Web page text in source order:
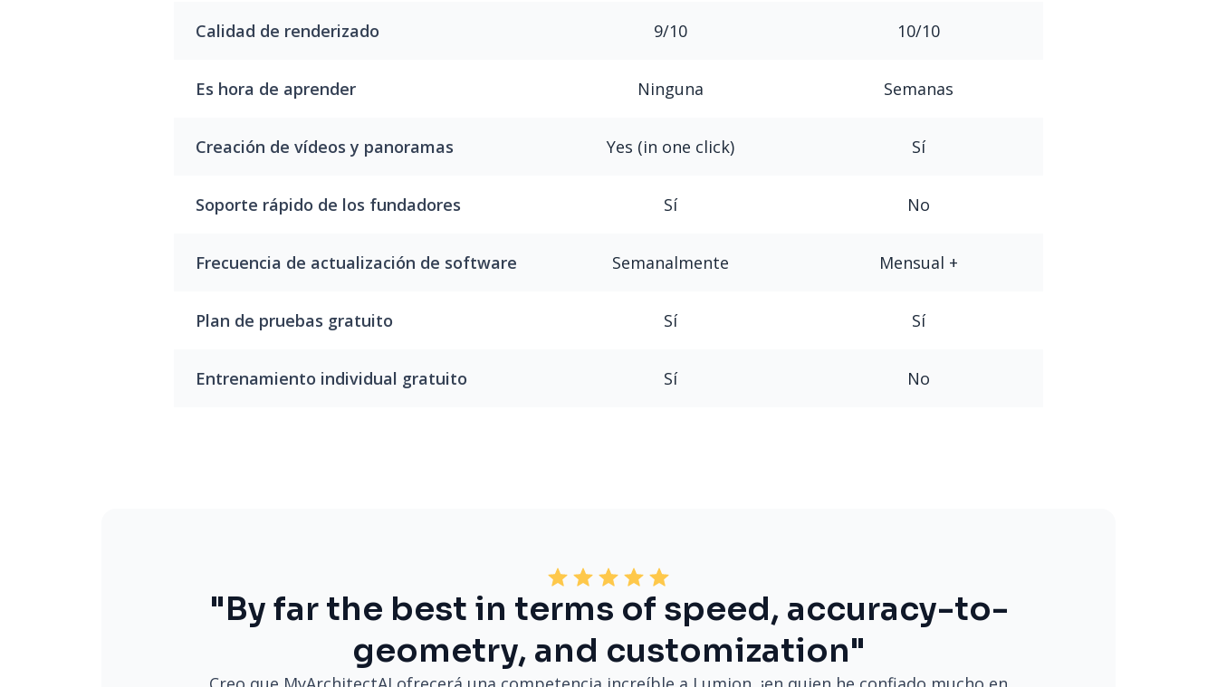
Calidad de renderizado 9/10 10/10
Es hora de aprender Ninguna Semanas
Creación de vídeos y panoramas Yes (in one click) Sí
Soporte rápido de los fundadores Sí No
Frecuencia de actualización de software Semanalmente Mensual +
Plan de pruebas gratuito Sí Sí
Entrenamiento individual gratuito Sí No
"By far the best in terms of speed, accuracy-to-
geometry, and customization"